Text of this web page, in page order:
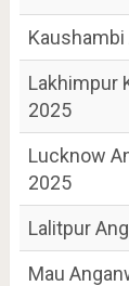
Lakhimpur
2025
Lucknow
2025
Lalitpur
Mau